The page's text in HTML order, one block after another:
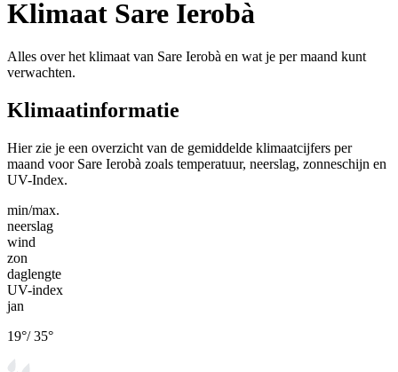
Klimaat Sare Ierobà
Alles over het klimaat van Sare Ierobà en wat je per maand kunt
verwachten.
Klimaatinformatie
Hier zie je een overzicht van de gemiddelde klimaatcijfers per
maand voor Sare Ierobà zoals temperatuur, neerslag, zonneschijn en
UV-Index.
min/max.
neerslag
wind
zon
daglengte
UV-index
jan
19°/35°